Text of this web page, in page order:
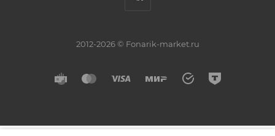
2012-2026 © Fonarik-market.ru